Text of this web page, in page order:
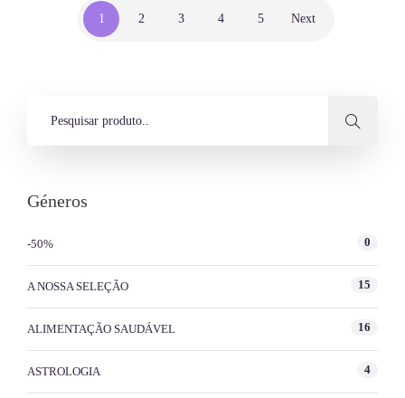
1 2 3 4 5 Next
Géneros
-50% 0
A NOSSA SELEÇÃO 15
ALIMENTAÇÃO SAUDÁVEL 16
ASTROLOGIA 4